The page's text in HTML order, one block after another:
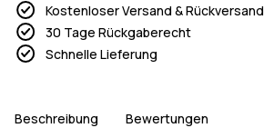
Kostenloser Versand & Rückversand
30 Tage Rückgaberecht
Schnelle Lieferung
Beschreibung Bewertungen